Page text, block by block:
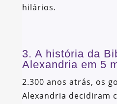
hilários.
3. A história da
Alexandria em 5
2.300 anos atrás, os
Alexandria decidiram